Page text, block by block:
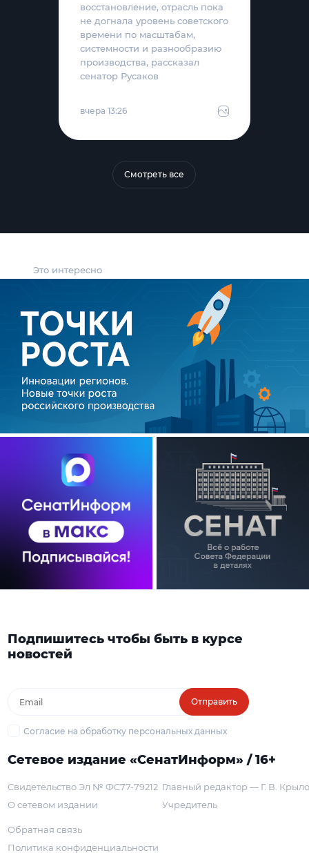
Это интересно
восстановление, отрасль пока
не догнала уровень советского
времени по масштабам,
системности и разнообразию
производства, рассказал
сенатор Русаков
вчера 13:26
Смотреть все
Подпишитесь чтобы быть в курсе
новостей
Отправить
Согласие на обработку персональных данных
Сетевое издание «СенатИнформ» / 16+
Свидетельство Эл № ФС77-79212
О сетевом издании
Главный редактор — Г. В.
Учредитель
Обратная связь
Политика конфиденциальности